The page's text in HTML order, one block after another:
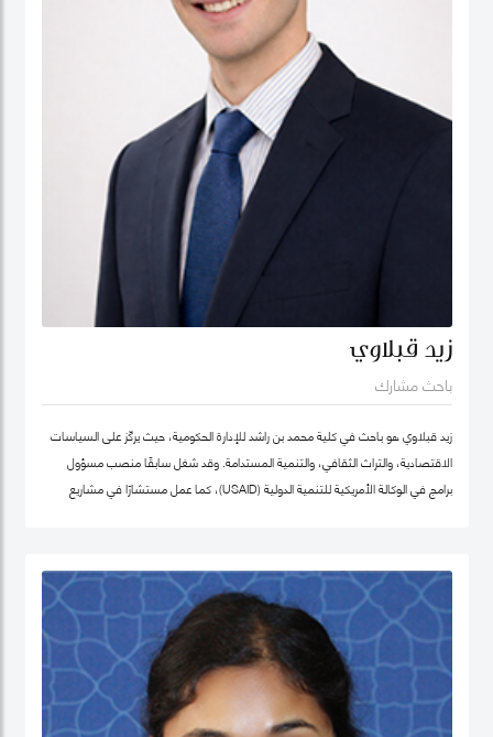
زيد قبلاوي
باحث مشارك
زيد قبلاوي هو باحث في كلية محمد بن راشد للإدارة الحكومية، حيث يركّز على السياسات
الاقتصادية، والتراث الثقافي، والتنمية المستدامة. وقد شغل سابقًا منصب مسؤول
برامج في الوكالة الأمريكية للتنمية الدولية (USAID)، كما عمل مستشارًا في مشاريع